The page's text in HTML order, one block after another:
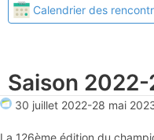
Calendrier des
Saison
30 juillet 2022-28 mai